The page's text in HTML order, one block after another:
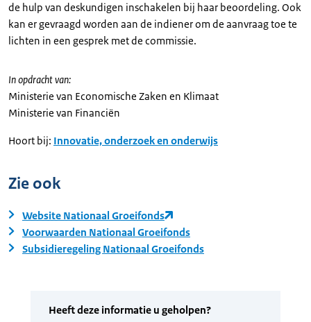
de hulp van deskundigen inschakelen bij haar beoordeling. Ook
kan er gevraagd worden aan de indiener om de aanvraag toe te
lichten in een gesprek met de commissie.
In opdracht van:
Ministerie van Economische Zaken en Klimaat
Ministerie van Financiën
Hoort bij: Innovatie, onderzoek en onderwijs
Zie ook
Website Nationaal Groeifonds
Voorwaarden Nationaal Groeifonds
Subsidieregeling Nationaal Groeifonds